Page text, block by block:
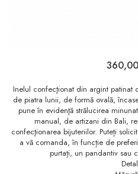
Inelul confecţionat din argint patinat
de piatra lunii, de formă ovală,
pune în evidenţă strălucirea
manual, de artizani din Bali,
confecţionarea bijuteriilor. Puteți
a vă comanda, în funcție de
purtați, un pandantiv sau